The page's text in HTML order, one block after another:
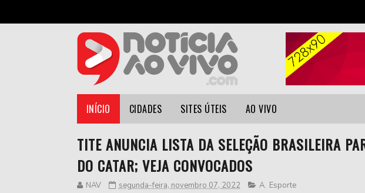
INÍCIO CIDADES SITES ÚTEIS AO VIVO
TITE ANUNCIA LISTA DA SELEÇÃO BRASILEIRA
DO CATAR; VEJA CONVOCADOS
NAV segunda-feira, novembro 07, 2022 A, Esporte